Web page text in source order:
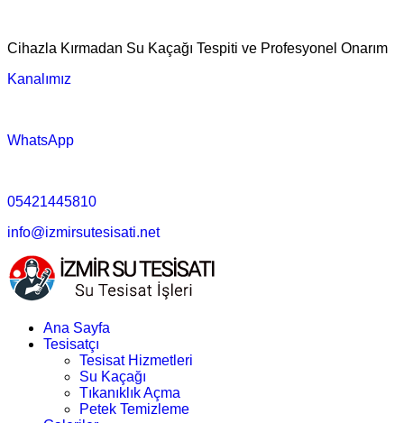
Cihazla Kırmadan Su Kaçağı Tespiti ve Profesyonel Onarım
Kanalımız
WhatsApp
05421445810
info@izmirsutesisati.net
Ana Sayfa
Tesisatçı
Tesisat Hizmetleri
Su Kaçağı
Tıkanıklık Açma
Petek Temizleme